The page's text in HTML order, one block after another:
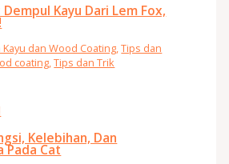
Kayu Dari Lem Fox,
dan Wood Coating,Tips dan
coating,Tips dan Trik
Kelebihan, Dan
Pada Cat